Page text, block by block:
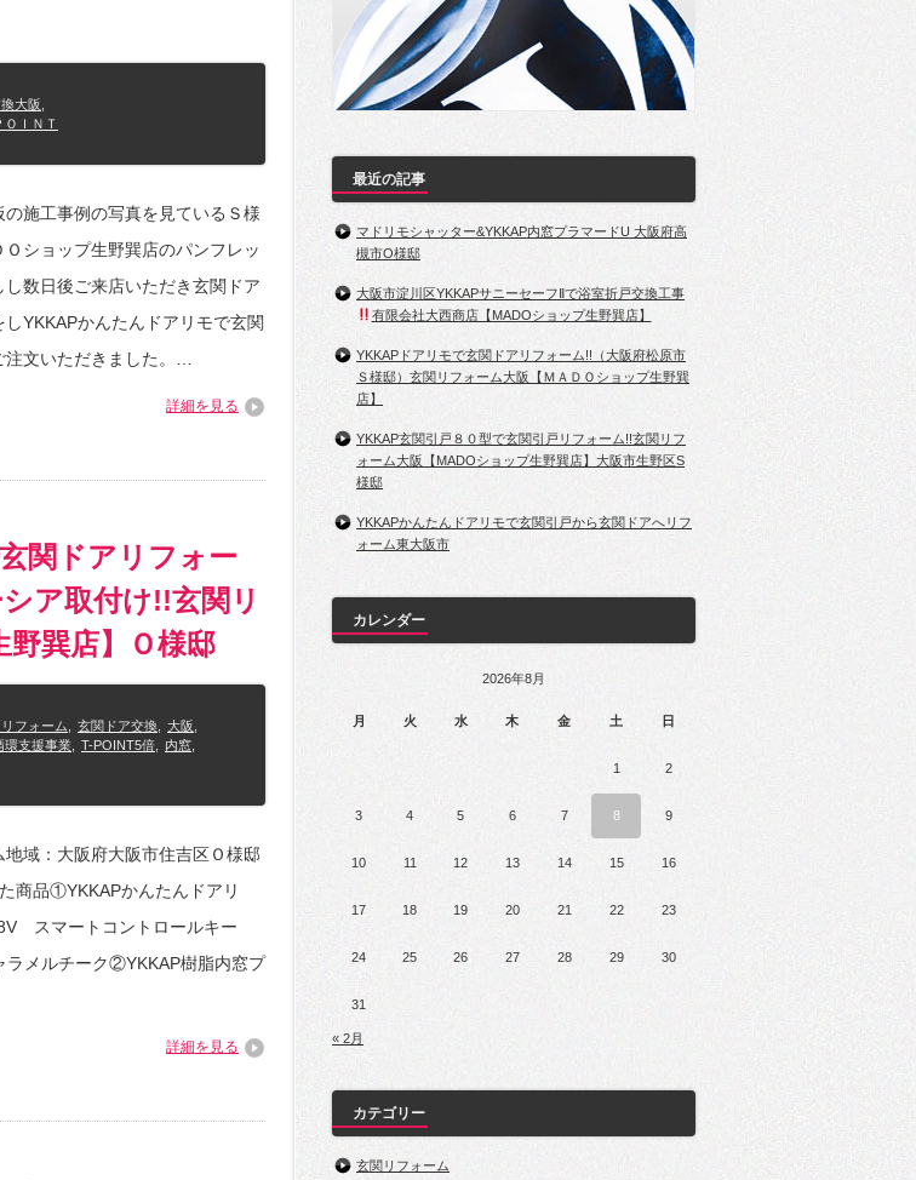
大阪
ＯＩＮＴ
の施工事例の写真を見ているＳ様
ショップ生野巽店のパンフレッ
し数日後ご来店いただき玄関ドア
しYKKAPかんたんドアリモで玄関
注文いただきました。…
詳細を見る
関ドアリフォー
ア取付け!!玄関リ
巽店】Ｏ様邸
フォーム 玄関ドア交換 大阪
環支援事業 T-POINT5倍 内窓
域：大阪府大阪市住吉区Ｏ様邸
商品①YKKAPかんたんドアリ
スマートコントロールキー
メルチーク②YKKAP樹脂内窓プ
詳細を見る
最近の記事
マドリモシャッター&YKKAP内窓プラマードU 大阪府高
槻市O様邸
大阪市淀川区YKKAPサニーセーフⅡで浴室折戸交換工事
有限会社大西商店【MADOショップ生野巽店】
YKKAPドアリモで玄関ドアリフォーム!!（大阪府松原市
Ｓ様邸）玄関リフォーム大阪【ＭＡＤＯショップ生野巽
店】
YKKAP玄関引戸８０型で玄関引戸リフォーム!!玄関リフ
ォーム大阪【MADOショップ生野巽店】大阪市生野区S
様邸
YKKAPかんたんドアリモで玄関引戸から玄関ドアへリフ
ォーム東大阪市
カレンダー
2026年8月
月 火 水 木 金 土 日
1 2
3 4 5 6 7 8 9
10 11 12 13 14 15 16
17 18 19 20 21 22 23
24 25 26 27 28 29 30
31
« 2月
カテゴリー
玄関リフォーム